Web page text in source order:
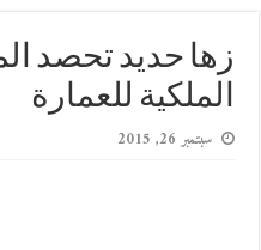
زها حديد تحصد
الملكية للعمارة
سبتمبر 26, 2015